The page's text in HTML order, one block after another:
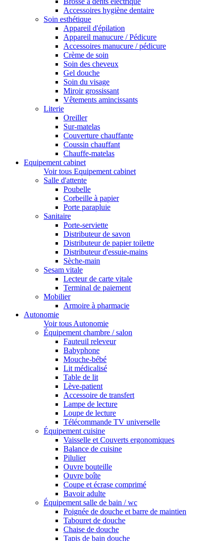
Accessoires hygiène dentaire
Soin esthétique
Appareil d'épilation
Appareil manucure / Pédicure
Accessoires manucure / pédicure
Crème de soin
Soin des cheveux
Gel douche
Soin du visage
Miroir grossissant
Vêtements amincissants
Literie
Oreiller
Sur-matelas
Couverture chauffante
Coussin chauffant
Chauffe-matelas
Equipement cabinet
Voir tous Equipement cabinet
Salle d'attente
Poubelle
Corbeille à papier
Porte parapluie
Sanitaire
Porte-serviette
Distributeur de savon
Distributeur de papier toilette
Distributeur d'essuie-mains
Sèche-main
Sesam vitale
Lecteur de carte vitale
Terminal de paiement
Mobilier
Armoire à pharmacie
Autonomie
Voir tous Autonomie
Équipement chambre / salon
Fauteuil releveur
Babyphone
Mouche-bébé
Lit médicalisé
Table de lit
Lève-patient
Accessoire de transfert
Lampe de lecture
Loupe de lecture
Télécommande TV universelle
Équipement cuisine
Vaisselle et Couverts ergonomiques
Balance de cuisine
Pilulier
Ouvre bouteille
Ouvre boîte
Coupe et écrase comprimé
Bavoir adulte
Équipement salle de bain / wc
Poignée de douche et barre de maintien
Tabouret de douche
Chaise de douche
Tapis de bain douche